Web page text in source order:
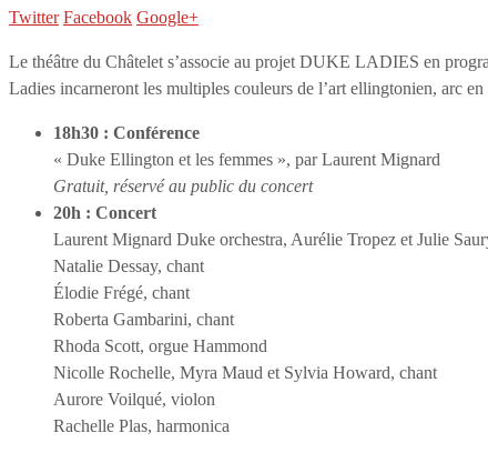
Twitter Facebook Google+
Le théâtre du Châtelet s’associe au projet DUKE LADIES en
Ladies incarneront les multiples couleurs de l’art ellingtonien, arc
18h30 : Conférence
« Duke Ellington et les femmes », par Laurent Mignard
Gratuit, réservé au public du concert
20h : Concert
Laurent Mignard Duke orchestra, Aurélie Tropez et Julie
Natalie Dessay, chant
Élodie Frégé, chant
Roberta Gambarini, chant
Rhoda Scott, orgue Hammond
Nicolle Rochelle, Myra Maud et Sylvia Howard, chant
Aurore Voilqué, violon
Rachelle Plas, harmonica